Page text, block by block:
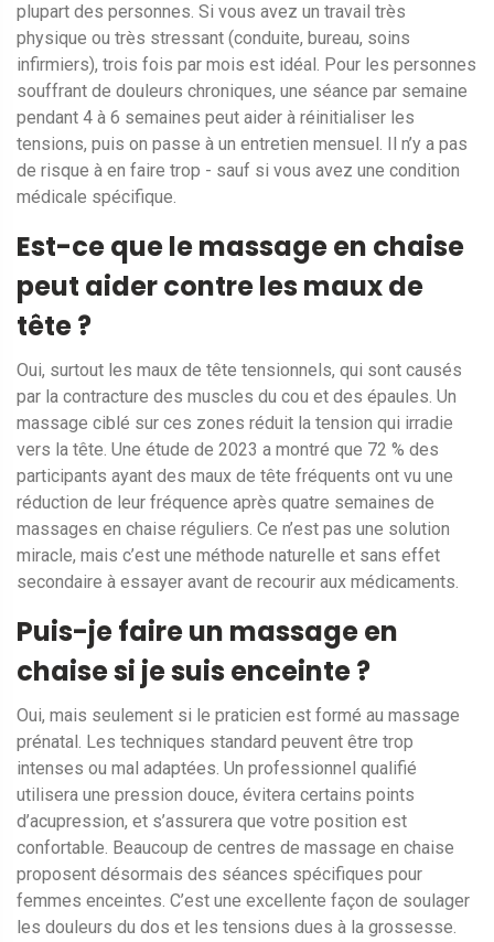
plupart des personnes. Si vous avez un travail très
physique ou très stressant (conduite, bureau, soins
infirmiers), trois fois par mois est idéal. Pour les personnes
souffrant de douleurs chroniques, une séance par semaine
pendant 4 à 6 semaines peut aider à réinitialiser les
tensions, puis on passe à un entretien mensuel. Il n’y a pas
de risque à en faire trop - sauf si vous avez une condition
médicale spécifique.
Est-ce que le massage en chaise
peut aider contre les maux de
tête ?
Oui, surtout les maux de tête tensionnels, qui sont causés
par la contracture des muscles du cou et des épaules. Un
massage ciblé sur ces zones réduit la tension qui irradie
vers la tête. Une étude de 2023 a montré que 72 % des
participants ayant des maux de tête fréquents ont vu une
réduction de leur fréquence après quatre semaines de
massages en chaise réguliers. Ce n’est pas une solution
miracle, mais c’est une méthode naturelle et sans effet
secondaire à essayer avant de recourir aux médicaments.
Puis-je faire un massage en
chaise si je suis enceinte ?
Oui, mais seulement si le praticien est formé au massage
prénatal. Les techniques standard peuvent être trop
intenses ou mal adaptées. Un professionnel qualifié
utilisera une pression douce, évitera certains points
d’acupression, et s’assurera que votre position est
confortable. Beaucoup de centres de massage en chaise
proposent désormais des séances spécifiques pour
femmes enceintes. C’est une excellente façon de soulager
les douleurs du dos et les tensions dues à la grossesse.